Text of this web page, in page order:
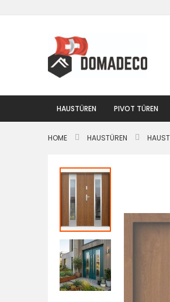
Inhalt
HAUSTÜREN PIVOT TÜREN
HOME HAUSTÜREN
Zum
Ende
der
Bildgalerie
springen